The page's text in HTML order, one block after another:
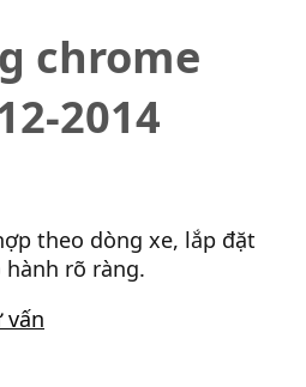
chrome
2014
theo dòng xe, lắp đặt
hành rõ ràng.
vấn